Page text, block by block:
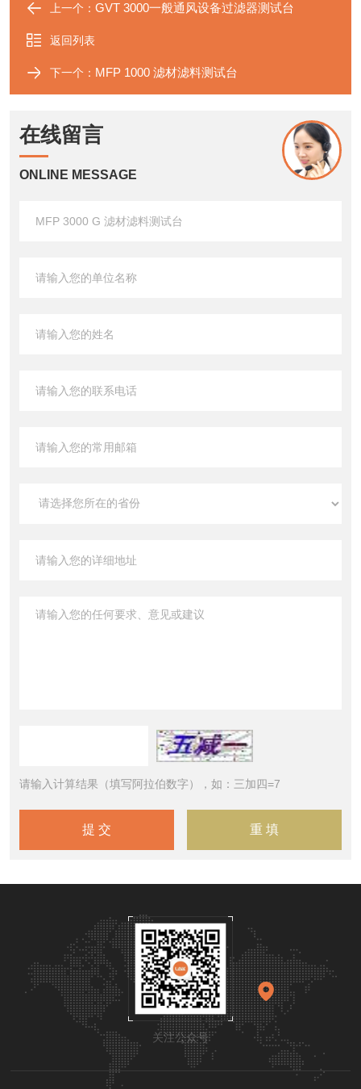
上一个： GVT 3000一般通风设备过滤器测试台
返回列表
下一个： MFP 1000 滤材滤料测试台
在线留言
ONLINE MESSAGE
请输入计算结果（填写阿拉伯数字），如：三加四=7
关注公众号